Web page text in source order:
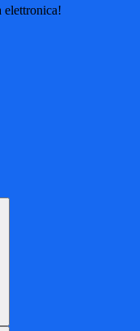
elettronica!